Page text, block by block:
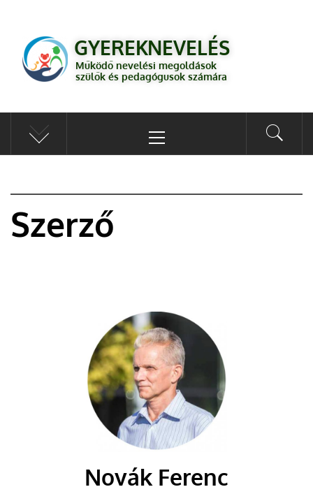
GYEREKNEVELÉS
számára
GYEREKNEVELÉS
Működő nevelési megoldások
szülők és pedagógusok számára
Szerző
Novák Ferenc